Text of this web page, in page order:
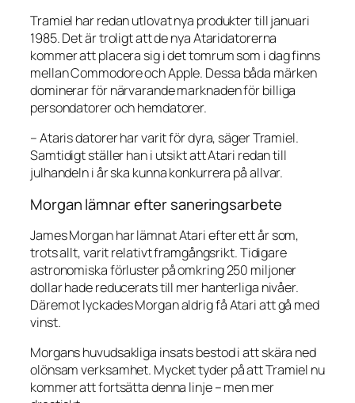
Tramiel har redan utlovat nya produkter till januari
1985. Det är troligt att de nya Ataridatorerna
kommer att placera sig i det tomrum som i dag finns
mellan Commodore och Apple. Dessa båda märken
dominerar för närvarande marknaden för billiga
persondatorer och hemdatorer.
– Ataris datorer har varit för dyra, säger Tramiel.
Samtidigt ställer han i utsikt att Atari redan till
julhandeln i år ska kunna konkurrera på allvar.
Morgan lämnar efter saneringsarbete
James Morgan har lämnat Atari efter ett år som,
trots allt, varit relativt framgångsrikt. Tidigare
astronomiska förluster på omkring 250 miljoner
dollar hade reducerats till mer hanterliga nivåer.
Däremot lyckades Morgan aldrig få Atari att gå med
vinst.
Morgans huvudsakliga insats bestod i att skära ned
olönsam verksamhet. Mycket tyder på att Tramiel nu
kommer att fortsätta denna linje – men mer